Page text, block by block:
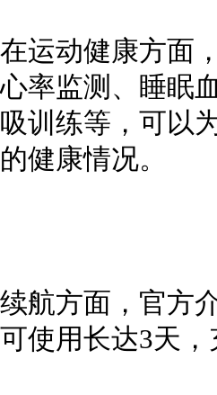
在运动健康方面
心率监测、睡眠
吸训练等，可以
的健康情况。
续航方面，官方
可使用长达3天